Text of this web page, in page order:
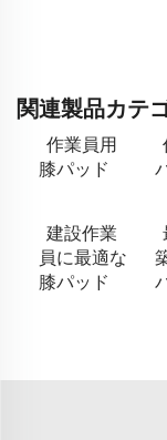
関連製品カテ
作業員用
膝パッド
建設作業
員に最適な
膝パッド